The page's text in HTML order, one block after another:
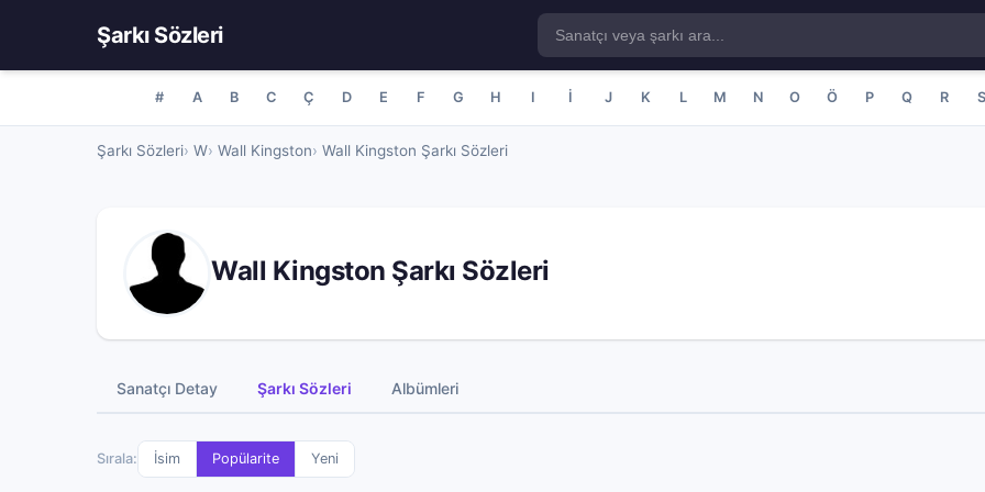
Şarkı Sözleri
# A B C Ç D E F G H I İ J K L M N O Ö P Q R S
Şarkı Sözleri W Wall Kingston Wall Kingston Şarkı Sözleri
Wall Kingston Şarkı Sözleri
Sanatçı Detay Şarkı Sözleri Albümleri
Sırala: İsim Popülarite Yeni